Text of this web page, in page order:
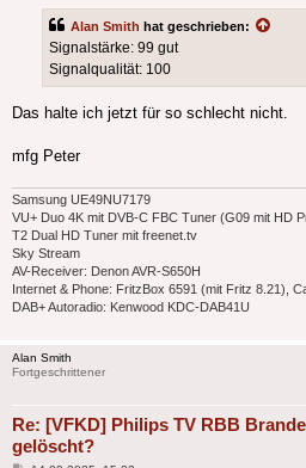
Alan Smith hat geschrieben:
Signalstärke: 99 gut
Signalqualität: 100
Das halte ich jetzt für so schlecht nicht.
mfg Peter
Samsung UE49NU7179
VU+ Duo 4K mit DVB-C FBC Tuner (G09 mit HD
T2 Dual HD Tuner mit freenet.tv
Sky Stream
AV-Receiver: Denon AVR-S650H
Internet & Phone: FritzBox 6591 (mit Fritz 8.21),
DAB+ Autoradio: Kenwood KDC-DAB41U
Alan Smith
Fortgeschrittener
Re: [VFKD] Philips TV RBB
gelöscht?